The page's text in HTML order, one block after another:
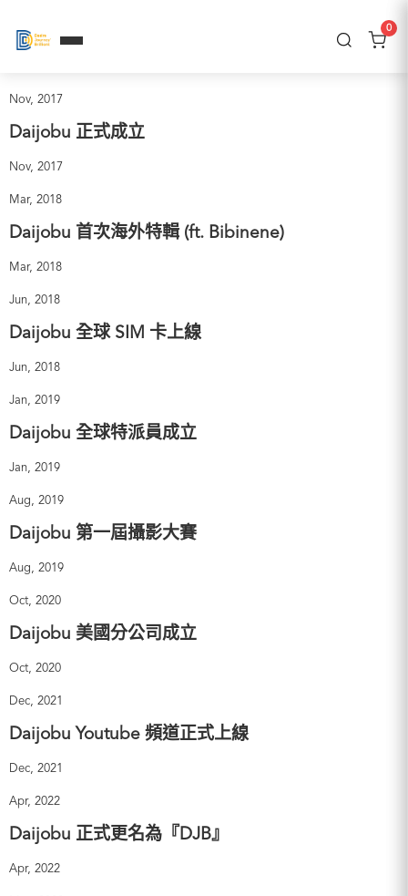
0
Nov, 2017
Daijobu 正式成立
Nov, 2017
Mar, 2018
Daijobu 首次海外特輯 (ft. Bibinene)
Mar, 2018
Jun, 2018
Daijobu 全球 SIM 卡上線
Jun, 2018
Jan, 2019
Daijobu 全球特派員成立
Jan, 2019
Aug, 2019
Daijobu 第一屆攝影大賽
Aug, 2019
Oct, 2020
Daijobu 美國分公司成立
Oct, 2020
Dec, 2021
Daijobu Youtube 頻道正式上線
Dec, 2021
Apr, 2022
Daijobu 正式更名為『DJB』
Apr, 2022